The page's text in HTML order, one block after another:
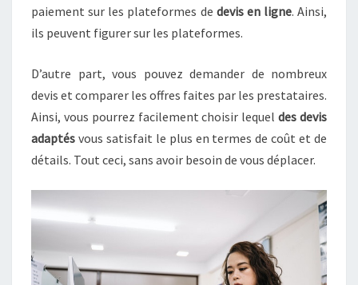
paiement sur les plateformes de devis en ligne. Ainsi,
ils peuvent figurer sur les plateformes.
D’autre part, vous pouvez demander de nombreux
devis et comparer les offres faites par les prestataires.
Ainsi, vous pourrez facilement choisir lequeldes devis
adaptés vous satisfait le plus en termes de coût et de
détails. Tout ceci, sans avoir besoin de vous déplacer.